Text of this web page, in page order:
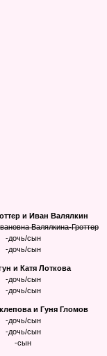
и Иван Валялкин
Валялкина-Гроттер
-дочь/сын
-дочь/сын
и Катя Лоткова
-дочь/сын
-дочь/сын
и Гуня Гломов
-дочь/сын
-дочь/сын
-сын